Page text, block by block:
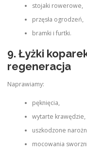
stojaki rowerowe,
przęsła ogrodzeń,
bramki i furtki.
9. Łyżki
regeneracja
Naprawiamy:
pęknięcia,
wytarte krawędzie,
uszkodzone
mocowania